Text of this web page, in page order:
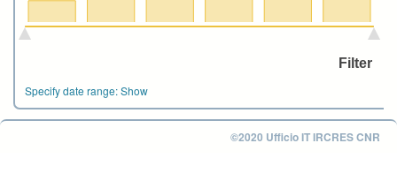
Specify date range:Show
©2020 Ufficio IT IRCRES CNR